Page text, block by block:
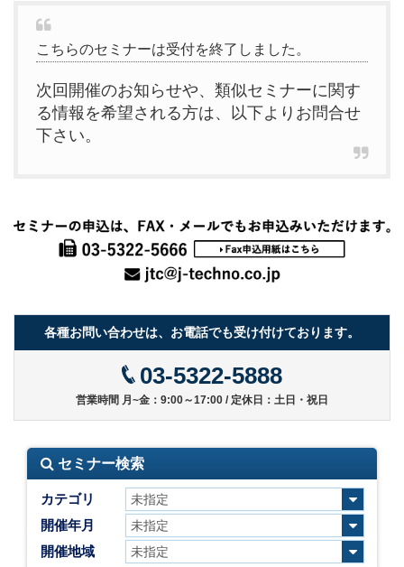
こちらのセミナーは受付を終了しました。
次回開催のお知らせや、類似セミナーに関す
る情報を希望される方は、以下よりお問合せ
下さい。
各種お問い合わせは、お電話でも受け付けております。
03-5322-5888
営業時間 月~金：9:00～17:00 / 定休日：土日・祝日
セミナー検索
カテゴリ
開催年月
開催地域